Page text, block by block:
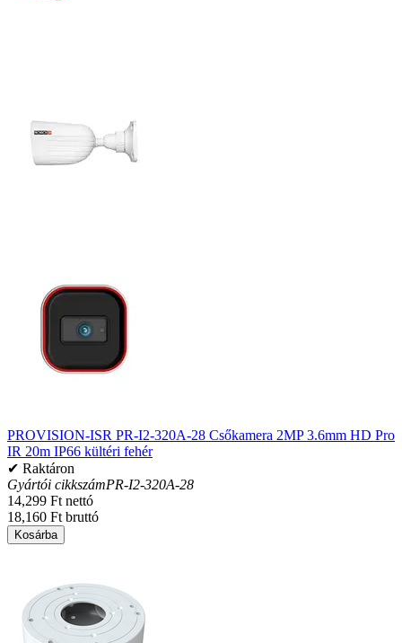
PROVISION-ISR PR-I2-320A-28 Csőkamera 2MP 3.6mm HD Pro
IR 20m IP66 kültéri fehér
✔ Raktáron
Gyártói cikkszámPR-I2-320A-28
14,299 Ft nettó
18,160 Ft bruttó
Kosárba